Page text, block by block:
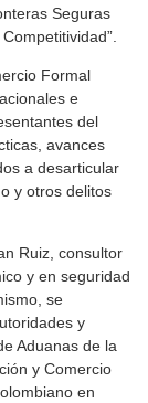
Seguras
Formal
e
del
avances
a desarticular
y otros delitos
Ruiz, consultor
y en seguridad
se
y
Aduanas de la
y Comercio
en